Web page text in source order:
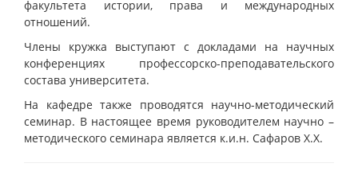
факультета истории, права и международных
отношений.
Члены кружка выступают с докладами на научных
конференциях профессорско-преподавательского
состава университета.
На кафедре также проводятся научно-методический
семинар. В настоящее время руководителем научно –
методического семинара является к.и.н. Сафаров Х.Х.